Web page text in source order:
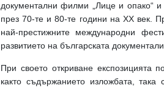
документални филми „Лице и опако“ и
през 70-те и 80-те години на ХХ век.
най-престижните международни
развитието на българската
При своето откриване експозицията
както съдържанието изложбата,